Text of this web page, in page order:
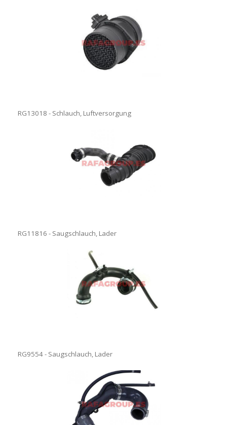
RG13018 - Schlauch, Luftversorgung
RG11816 - Saugschlauch, Lader
RG9554 - Saugschlauch, Lader